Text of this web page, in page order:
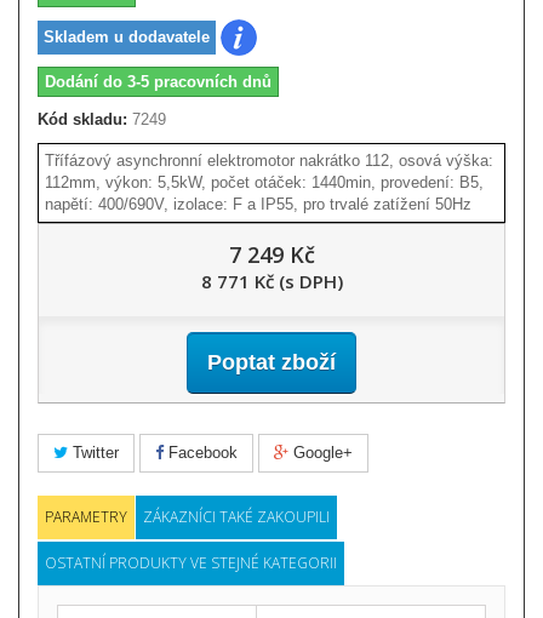
Skladem u dodavatele
Dodání do 3-5 pracovních dnů
Kód skladu: 7249
Třífázový asynchronní elektromotor nakrátko 112, osová výška:
112mm, výkon: 5,5kW, počet otáček: 1440min, provedení: B5,
napětí: 400/690V, izolace: F a IP55, pro trvalé zatížení 50Hz
7 249 Kč
8 771 Kč (s DPH)
Poptat zboží
Twitter Facebook Google+
PARAMETRY ZÁKAZNÍCI TAKÉ ZAKOUPILI
OSTATNÍ PRODUKTY VE STEJNÉ KATEGORII